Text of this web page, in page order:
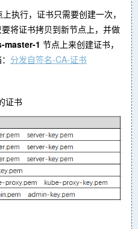
执行，证书只需要创建一次，
将证书拷贝到新节点上，并做
master-1 节点上来创建证书，
分发自签名-CA-证书
证书